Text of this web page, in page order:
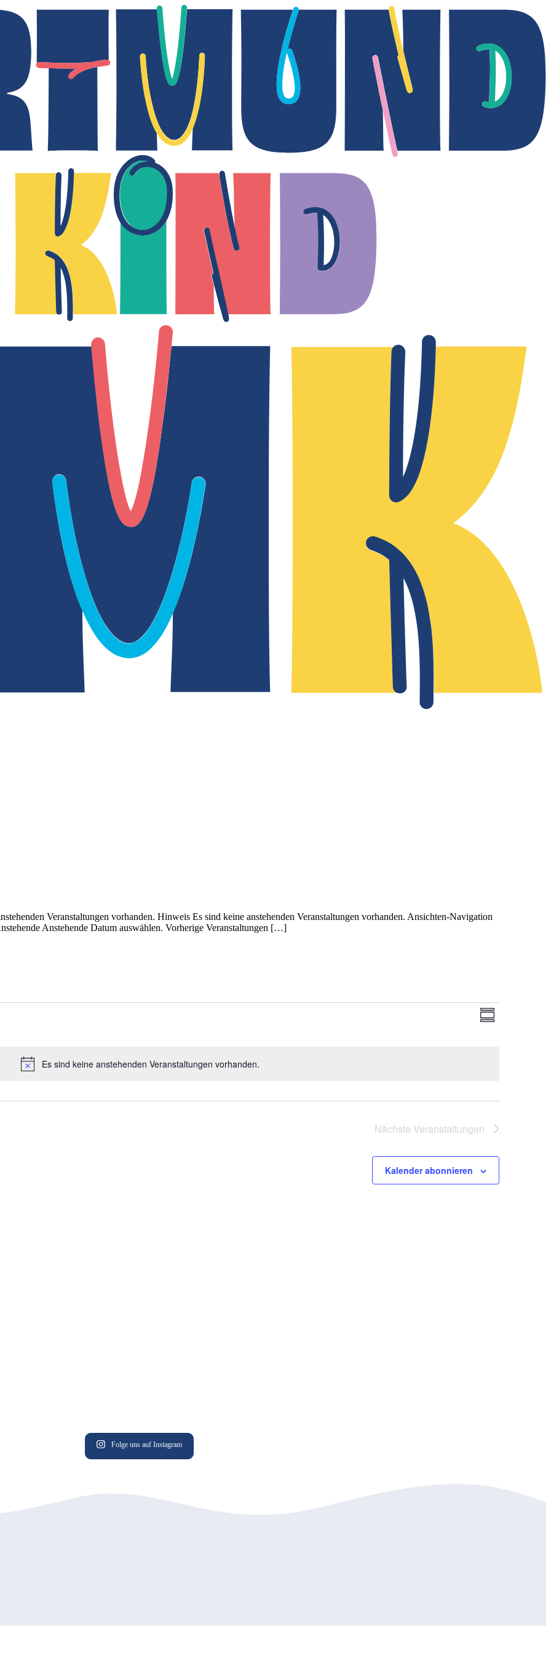
Veranstaltungen vorhanden. Hinweis Es sind keine anstehenden Veranstaltungen vorhanden. Ansichten-Navigation
Anstehende Datum auswählen. Vorherige Veranstaltungen […]
Hinweis
Es sind keine anstehenden Veranstaltungen vorhanden.
Ansichten-
Navigation
Veranstaltung
Ansichten-
Nächste Veranstaltungen
Kalender abonnieren
Folge uns auf Instagram